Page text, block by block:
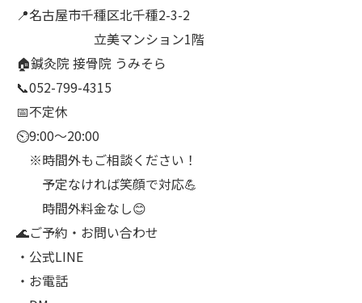
📍名古屋市千種区北千種2-3-2
立美マンション1階
🏠鍼灸院 接骨院 うみそら
📞052-799-4315
📅不定休
⏲9:00～20:00
※時間外もご相談ください！
予定なければ笑顔で対応💪
時間外料金なし😊
🌊ご予約・お問い合わせ
・公式LINE
・お電話